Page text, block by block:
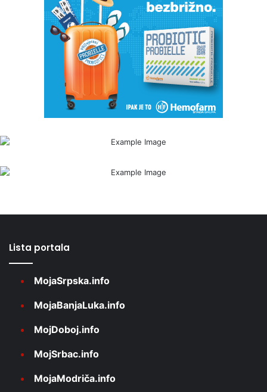
Lista portala
MojaSrpska.info
MojaBanjaLuka.info
MojDoboj.info
MojSrbac.info
MojaModriča.info